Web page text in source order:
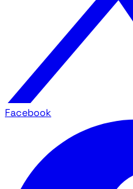
Facebook